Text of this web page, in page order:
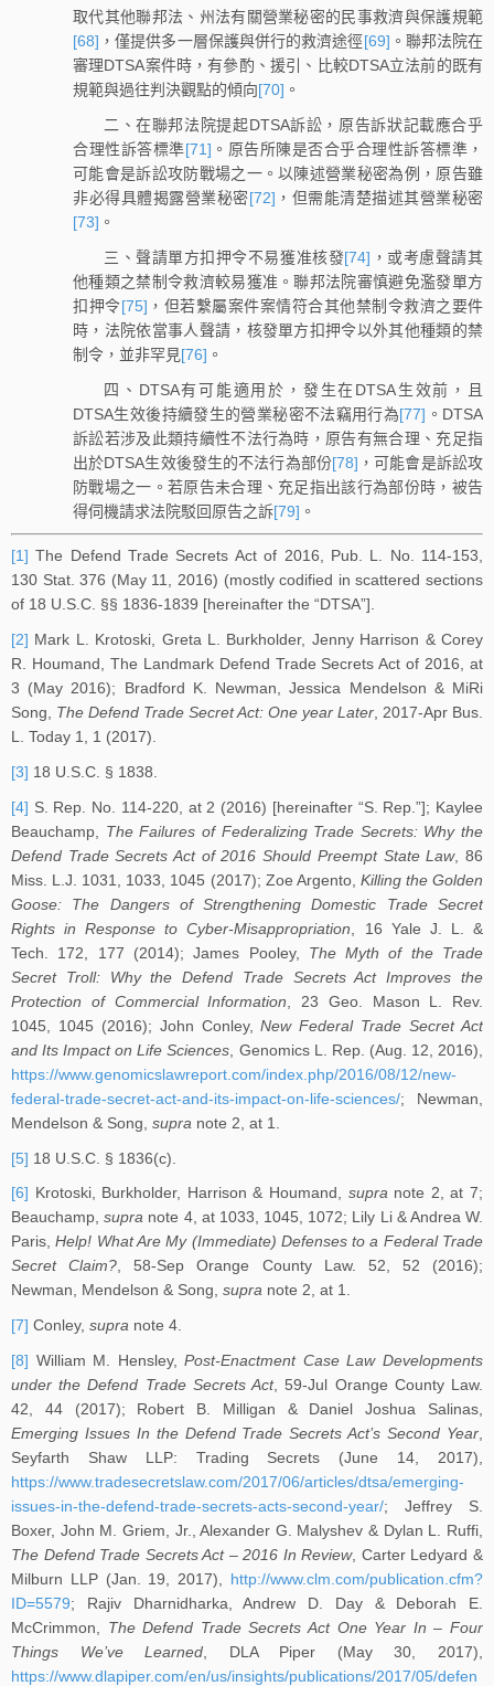
取代其他聯邦法、州法有關營業秘密的民事救濟與保護規範
[68] ，僅提供多一層保護與併行的救濟途徑[69] 。聯邦法院在
審理DTSA案件時，有參酌、援引、比較DTSA立法前的既有
規範與過往判決觀點的傾向[70] 。
二、在聯邦法院提起DTSA訴訟，原告訴狀記載應合乎
合理性訴答標準[71] 。原告所陳是否合乎合理性訴答標準，
可能會是訴訟攻防戰場之一。以陳述營業秘密為例，原告雖
非必得具體揭露營業秘密[72] ，但需能清楚描述其營業秘密
[73] 。
三、聲請單方扣押令不易獲准核發[74] ，或考慮聲請其
他種類之禁制令救濟較易獲准。聯邦法院審慎避免濫發單方
扣押令[75] ，但若繫屬案件案情符合其他禁制令救濟之要件
時，法院依當事人聲請，核發單方扣押令以外其他種類的禁
制令，並非罕見[76] 。
四、DTSA有可能適用於，發生在DTSA生效前，且
DTSA生效後持續發生的營業秘密不法竊用行為[77] 。DTSA
訴訟若涉及此類持續性不法行為時，原告有無合理、充足指
出於DTSA生效後發生的不法行為部份[78] ，可能會是訴訟攻
防戰場之一。若原告未合理、充足指出該行為部份時，被告
得伺機請求法院駁回原告之訴[79] 。
[1] The Defend Trade Secrets Act of 2016, Pub. L. No. 114-153,
130 Stat. 376 (May 11, 2016) (mostly codified in scattered sections
of 18 U.S.C. §§ 1836-1839 [hereinafter the “DTSA”].
[2] Mark L. Krotoski, Greta L. Burkholder, Jenny Harrison & Corey
R. Houmand, The Landmark Defend Trade Secrets Act of 2016, at
3 (May 2016); Bradford K. Newman, Jessica Mendelson & MiRi
Song, The Defend Trade Secret Act: One year Later, 2017-Apr Bus.
L. Today 1, 1 (2017).
[3] 18 U.S.C. § 1838.
[4] S. Rep. No. 114-220, at 2 (2016) [hereinafter “S. Rep.”]; Kaylee
Beauchamp, The Failures of Federalizing Trade Secrets: Why the
Defend Trade Secrets Act of 2016 Should Preempt State Law, 86
Miss. L.J. 1031, 1033, 1045 (2017); Zoe Argento, Killing the Golden
Goose: The Dangers of Strengthening Domestic Trade Secret
Rights in Response to Cyber-Misappropriation , 16 Yale J. L. &
Tech. 172, 177 (2014); James Pooley, The Myth of the Trade
Secret Troll: Why the Defend Trade Secrets Act Improves the
Protection of Commercial Information , 23 Geo. Mason L. Rev.
1045, 1045 (2016); John Conley,New Federal Trade Secret Act
and Its Impact on Life Sciences , Genomics L. Rep. (Aug. 12, 2016),
https://www.genomicslawreport.com/index.php/2016/08/12/new-
federal-trade-secret-act-and-its-impact-on-life-sciences/; Newman,
Mendelson & Song, supra note 2, at 1.
[5] 18 U.S.C. § 1836(c).
[6] Krotoski, Burkholder, Harrison & Houmand, supranote 2, at 7;
Beauchamp,supra note 4, at 1033, 1045, 1072; Lily Li & Andrea W.
Paris,Help! What Are My (Immediate) Defenses to a Federal Trade
Secret Claim?, 58-Sep Orange County Law. 52, 52 (2016);
Newman, Mendelson & Song, supra note 2, at 1.
[7] Conley, supra note 4.
[8] William M. Hensley,Post-Enactment Case Law Developments
under the Defend Trade Secrets Act, 59-Jul Orange County Law.
42, 44 (2017); Robert B. Milligan & Daniel Joshua Salinas,
Emerging Issues In the Defend Trade Secrets Act’s Second Year
Seyfarth Shaw LLP: Trading Secrets (June 14, 2017),
https://www.tradesecretslaw.com/2017/06/articles/dtsa/emerging-
issues-in-the-defend-trade-secrets-acts-second-year/; Jeffrey S.
Boxer, John M. Griem, Jr., Alexander G. Malyshev & Dylan L. Ruffi,
The Defend Trade Secrets Act – 2016 In Review, Carter Ledyard &
Milburn LLP (Jan. 19, 2017), http://www.clm.com/publication.cfm?
ID=5579; Rajiv Dharnidharka, Andrew D. Day & Deborah E.
McCrimmon, The Defend Trade Secrets Act One Year In – Four
Things We’ve Learned , DLA Piper (May 30, 2017),
https://www.dlapiper.com/en/us/insights/publications/2017/05/defen